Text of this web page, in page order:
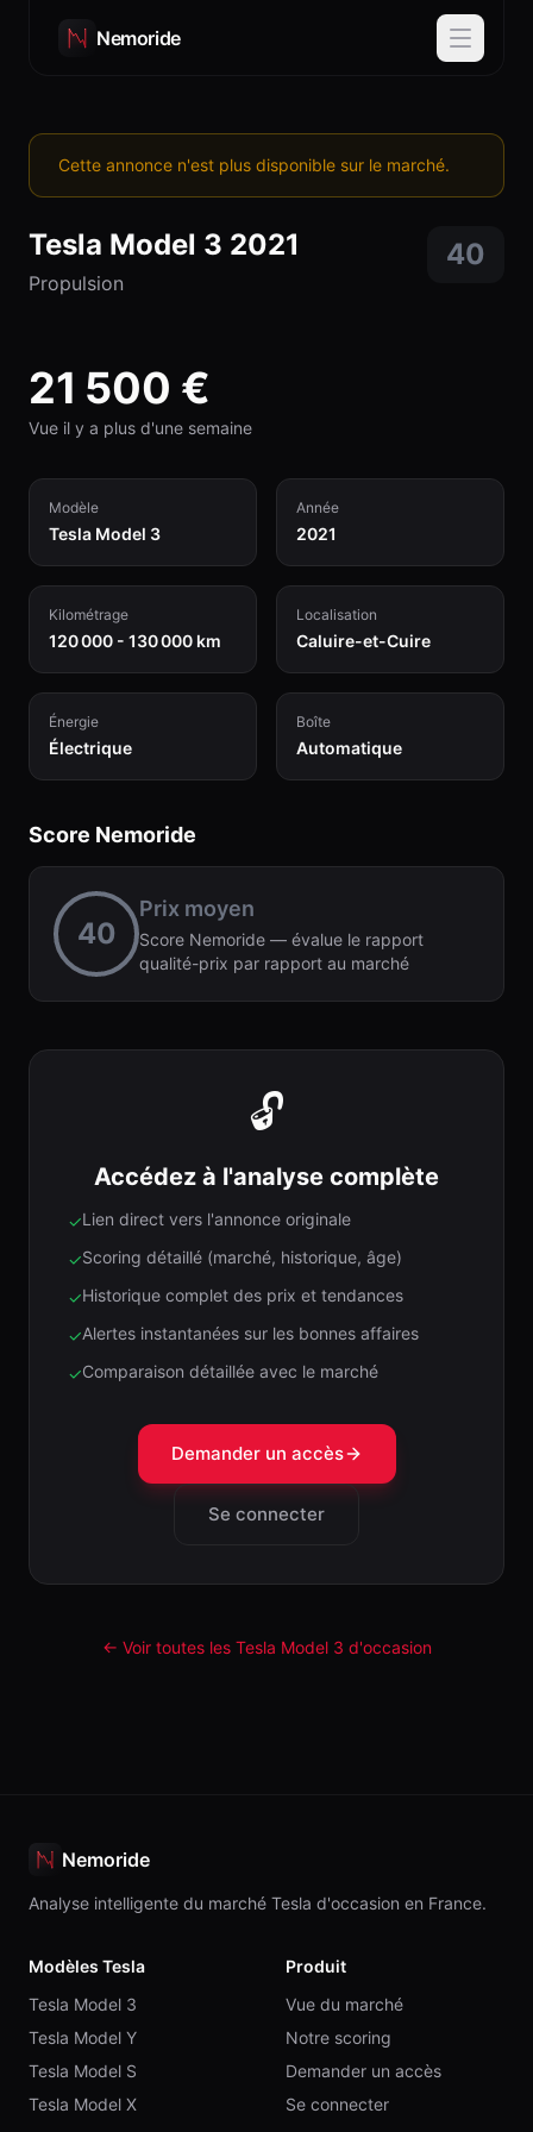
Nemoride
Cette annonce n'est plus disponible sur le marché.
Tesla Model 3 2021
Propulsion
40
21 500 €
Vue il y a plus d'une semaine
Modèle
Tesla Model 3
Année
2021
Kilométrage
120 000 - 130 000 km
Localisation
Caluire-et-Cuire
Énergie
Électrique
Boîte
Automatique
Score Nemoride
40
Prix moyen
Score Nemoride — évalue le rapport
qualité-prix par rapport au marché
🔓
Accédez à l'analyse complète
✓Lien direct vers l'annonce originale
✓Scoring détaillé (marché, historique, âge)
✓Historique complet des prix et tendances
✓Alertes instantanées sur les bonnes affaires
✓Comparaison détaillée avec le marché
Demander un accès
Se connecter
← Voir toutes les Tesla Model 3 d'occasion
Nemoride
Analyse intelligente du marché Tesla d'occasion en France.
Modèles Tesla
Tesla Model 3
Tesla Model Y
Tesla Model S
Tesla Model X
Produit
Vue du marché
Notre scoring
Demander un accès
Se connecter